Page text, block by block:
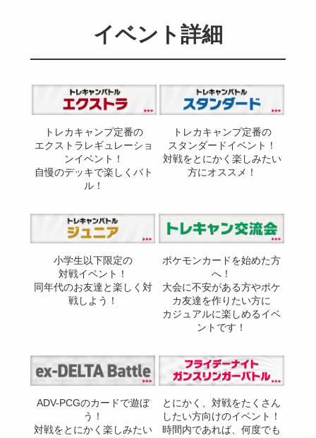
イベント詳細
トレカキャンプ定番の
エクストラレギュレーショ
ンイベント！
自慢のデッキで楽しくバト
ル！
トレカキャンプ定番の
スタンダードイベント！
対戦をとにかく楽しみたい
方にオススメ！
小学生以下限定の
対戦イベント！
同年代のお友達と楽しく対
戦しよう！
ポケモンカードを始めた方
へ！
大会に不安がある方やポケ
カ友達を作りたい方に
カジュアルに楽しめるイベ
ントです！
ADV-PCGのカードで遊ぼ
う！
対戦をとにかく楽しみたい
とにかく、対戦をたくさん
したい方向けのイベント！
時間内であれば、何度でも